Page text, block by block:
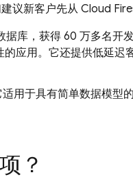
议新客户先从 Cloud
据库，获得 60 万多名开
应用。它还提供低延迟
用于具有简单数据模型
？